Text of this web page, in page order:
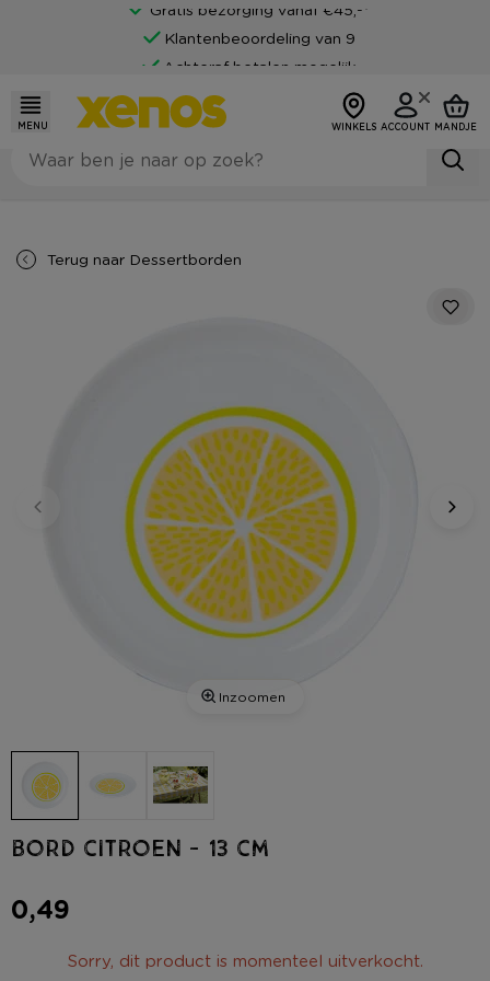
Gratis bezorging vanaf €45,-*
Klantenbeoordeling van 9
Achteraf betalen mogelijk
MENU WINKELS ACCOUNT MANDJE
Terug naar Dessertborden
Inzoomen
Bord citroen - 13 cm
0,49
Sorry, dit product is momenteel uitverkocht.